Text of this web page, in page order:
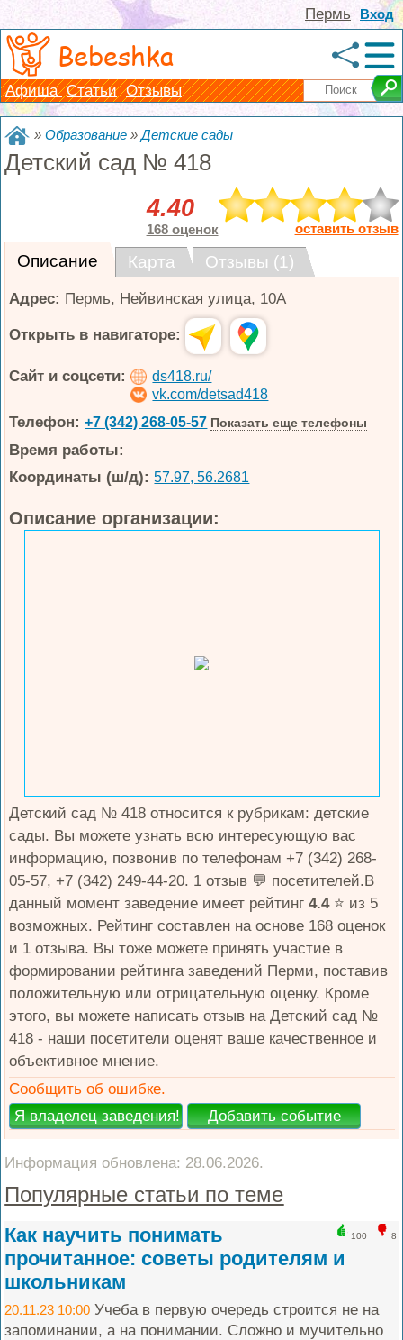
Вход
Пермь
Bebeshka
Афиша Статьи Отзывы
»Образование »Детские сады
Детский сад № 418
4.40
168 оценок оставить отзыв
Описание Карта Отзывы (1)
Адрес: Пермь, Нейвинская улица, 10А
Открыть в навигаторе:
Сайт и соцсети:
ds418.ru/
vk.com/detsad418
Телефон: +7 (342) 268-05-57 Показать еще телефоны
Время работы:
Координаты (ш/д): 57.97, 56.2681
Описание организации:
Детский сад № 418 относится к рубрикам: детские
сады. Вы можете узнать всю интересующую вас
информацию, позвонив по телефонам +7 (342) 268-
05-57, +7 (342) 249-44-20. 1 отзыв 💬 посетителей.В
данный момент заведение имеет рейтинг4.4⭐️ из 5
возможных. Рейтинг составлен на основе 168 оценок
и 1 отзывa. Вы тоже можете принять участие в
формировании рейтинга заведений Перми, поставив
положительную или отрицательную оценку. Кроме
этого, вы можете написать отзыв на Детский сад №
418 - наши посетители оценят ваше качественное и
объективное мнение.
Сообщить об ошибке.
Информация обновлена: 28.06.2026.
Популярные статьи по теме
100 8
Как научить понимать
прочитанное: советы родителям и
школьникам
20.11.23 10:00 Учеба в первую очередь строится не на
запоминании, а на понимании. Сложно и мучительно